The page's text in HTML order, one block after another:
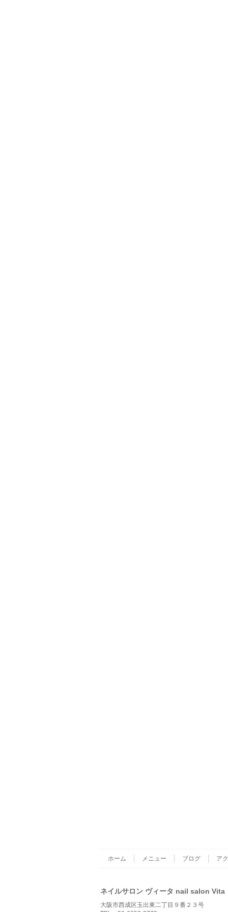
ホーム メニュー ブログ ア
ネイルサロン ヴィータ nail salon Vita
大阪市西成区玉出東二丁目９番２３号